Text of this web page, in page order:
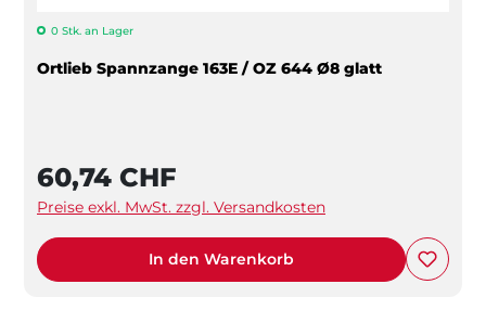
0 Stk. an Lager
Ortlieb Spannzange 163E / OZ 644 Ø8 glatt
60,74 CHF
Preise exkl. MwSt. zzgl. Versandkosten
In den Warenkorb